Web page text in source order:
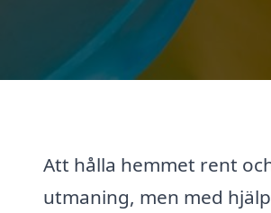
Att hålla hemmet rent
utmaning, men med